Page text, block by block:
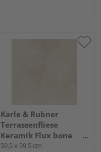
Karle & Rubner
Terrassenfliese
Keramik Flux bone
glatt TERRACON® Flux
59,5 x 59,5 cm